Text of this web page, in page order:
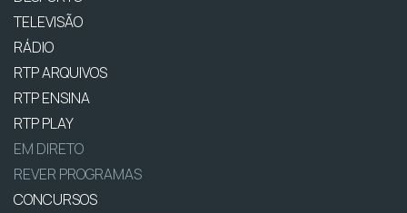
TELEVISÃO
RÁDIO
RTP ARQUIVOS
RTP ENSINA
RTP PLAY
EM DIRETO
REVER PROGRAMAS
CONCURSOS